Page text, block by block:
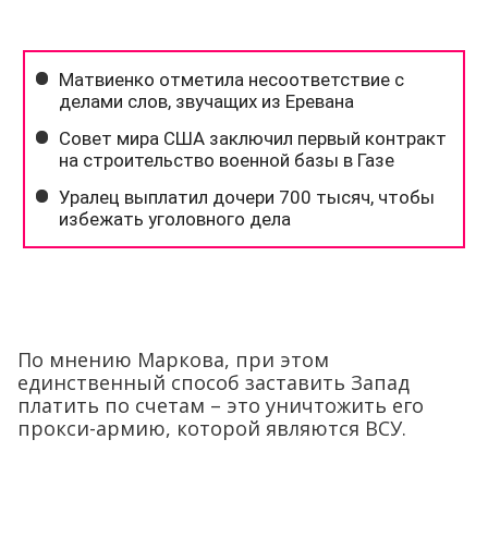
По мнению Маркова, при этом
единственный способ заставить Запад
платить по счетам – это уничтожить его
прокси-армию, которой являются ВСУ.